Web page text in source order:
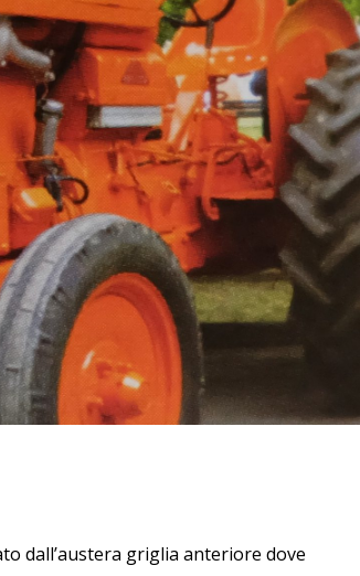
dall’austera griglia anteriore dove